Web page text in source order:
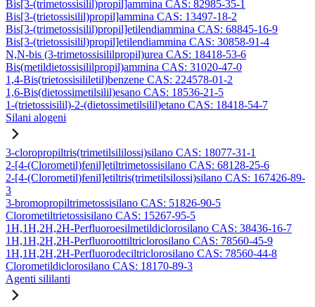
Bis[3-(trimetossisilil)propil]ammina CAS: 82985-35-1
Bis[3-(trietossisilil)propil]ammina CAS: 13497-18-2
Bis[3-(trimetossisilil)propil]etilendiammina CAS: 68845-16-9
Bis[3-(trietossisilil)propil]etilendiammina CAS: 30858-91-4
N,N-bis (3-trimetossisililpropil)urea CAS: 18418-53-6
Bis(metildietossisililpropil)ammina CAS: 31020-47-0
1,4-Bis(trietossisililetil)benzene CAS: 224578-01-2
1,6-Bis(dietossimetilsilil)esano CAS: 18536-21-5
1-(trietossisilil)-2-(dietossimetilsilil)etano CAS: 18418-54-7
Silani alogeni
3-cloropropiltris(trimetilsililossi)silano CAS: 18077-31-1
2-[4-(Clorometil)fenil]etiltrimetossisilano CAS: 68128-25-6
2-[4-(Clorometil)fenil]etiltris(trimetilsilossi)silano CAS: 167426-89-
3
3-bromopropiltrimetossisilano CAS: 51826-90-5
Clorometiltrietossisilano CAS: 15267-95-5
1H,1H,2H,2H-Perfluoroesilmetildiclorosilano CAS: 38436-16-7
1H,1H,2H,2H-Perfluoroottiltriclorosilano CAS: 78560-45-9
1H,1H,2H,2H-Perfluorodeciltriclorosilano CAS: 78560-44-8
Clorometildiclorosilano CAS: 18170-89-3
Agenti sililanti